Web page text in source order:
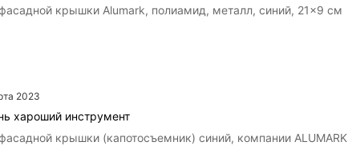
крышки Alumark, полиамид, металл, синий, 21x9 см
2023
хароший инструмент
крышки (капотосъемник) синий, компании ALUMARK